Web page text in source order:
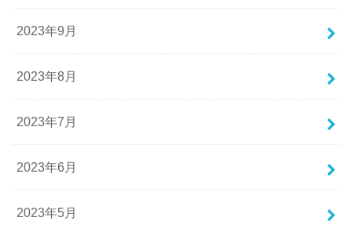
2023年9月
2023年8月
2023年7月
2023年6月
2023年5月